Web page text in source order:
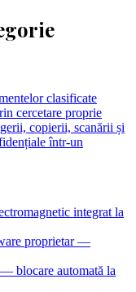
clasificate
cercetare proprie
copierii, scanării și
într-un
integrat la
proprietar —
blocare automată la